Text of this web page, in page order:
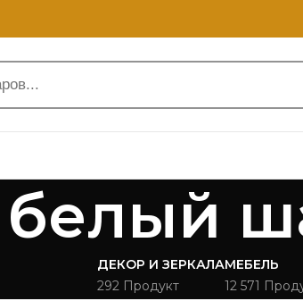
белый
ДЕКОР И ЗЕРКАЛА
292 Продукт
МЕБЕЛЬ
12 571